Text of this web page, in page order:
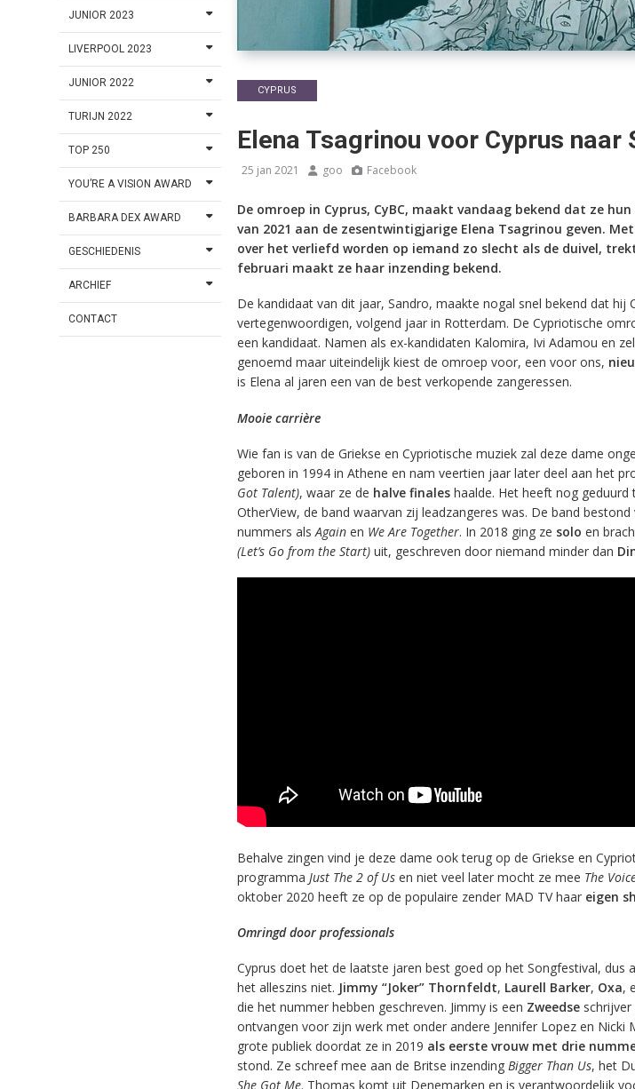
JUNIOR 2023
LIVERPOOL 2023
JUNIOR 2022
TURIJN 2022
TOP 250
YOU’RE A VISION AWARD
BARBARA DEX AWARD
GESCHIEDENIS
ARCHIEF
CONTACT
CYPRUS
Elena Tsagrinou voor Cyprus naar
25 jan 2021 goo Facebook
De omroep in Cyprus, CyBC, maakt vandaag bekend dat ze
van 2021 aan de zesentwintigjarige Elena Tsagrinou geven.
over het verliefd worden op iemand zo slecht als de duivel,
februari maakt ze haar inzending bekend.
De kandidaat van dit jaar, Sandro, maakte nogal snel bekend dat hij
vertegenwoordigen, volgend jaar in Rotterdam. De Cypriotische
een kandidaat. Namen als ex-kandidaten Kalomira, Ivi Adamou en
genoemd maar uiteindelijk kiest de omroep voor, een voor ons,
is Elena al jaren een van de best verkopende zangeressen.
Mooie carrière
Wie fan is van de Griekse en Cypriotische muziek zal deze dame
geboren in 1994 in Athene en nam veertien jaar later deel aan het
Got Talent), waar ze de halve finaleshaalde. Het heeft nog
OtherView, de band waarvan zij leadzangeres was. De band
nummers als Againen We Are Together. In 2018 ging ze solo en
(Let’s Go from the Start)uit, geschreven door niemand minder dan
Behalve zingen vind je deze dame ook terug op de Griekse en
programma Just The 2 of Usen niet veel later mocht ze mee The
oktober 2020 heeft ze op de populaire zender MAD TV haar eigen
Omringd door professionals
Cyprus doet het de laatste jaren best goed op het Songfestival, dus
het alleszins niet. Jimmy “Joker” Thornfeldt, Laurell Barker, Oxa,
die het nummer hebben geschreven. Jimmy is een Zweedseschrijver
ontvangen voor zijn werk met onder andere Jennifer Lopez en Nicki
grote publiek doordat ze in 2019 als eerste vrouw met drie
stond. Ze schreef mee aan de Britse inzending Bigger Than Us, het
She Got Me. Thomas komt uit Denemarken en is verantwoordelijk